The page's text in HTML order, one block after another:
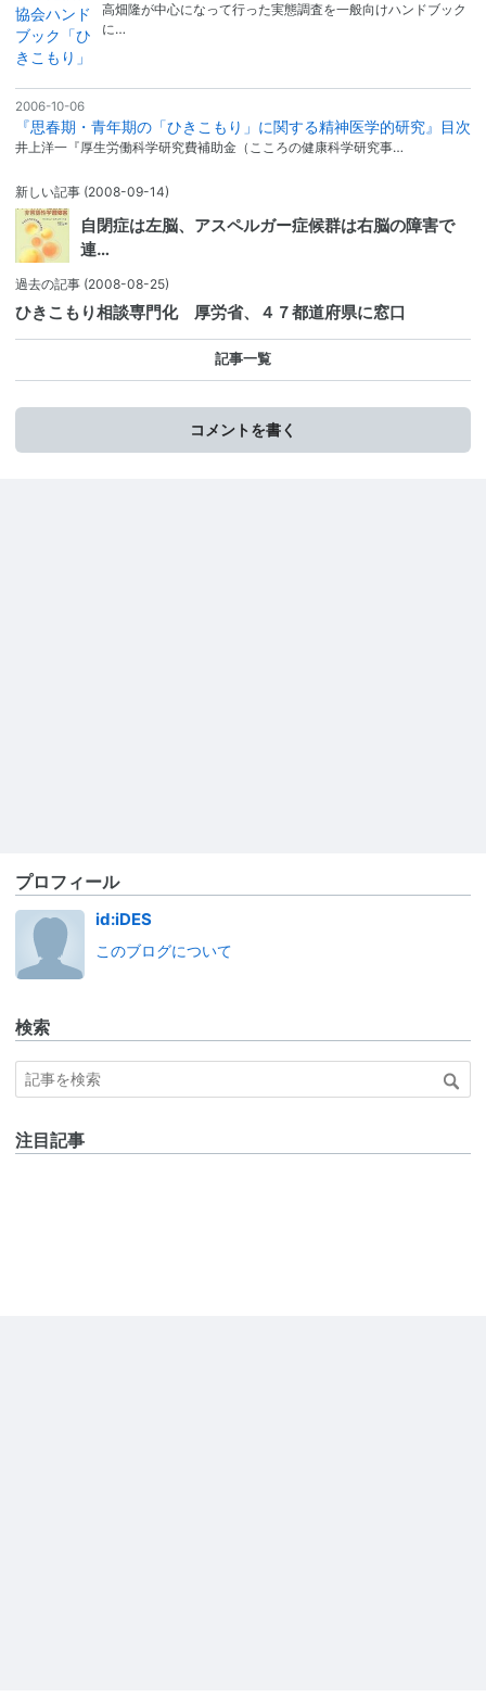
高畑隆が中心になって行った実態調査を一般向けハンドブック
に…
2006-10-06
『思春期・青年期の「ひきこもり」に関する精神医学的研究』目次
井上洋一『厚生労働科学研究費補助金（こころの健康科学研究事…
新しい記事 (2008-09-14)
自閉症は左脳、アスペルガー症候群は右脳の障害で
連…
過去の記事 (2008-08-25)
ひきこもり相談専門化 厚労省、４７都道府県に窓口
記事一覧
コメントを書く
プロフィール
id:iDES
このブログについて
検索
注目記事